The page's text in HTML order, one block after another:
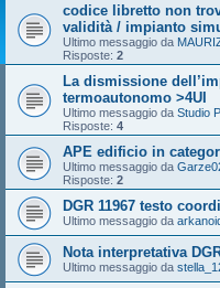
codice libretto non
validità / impianto
Ultimo messaggio da
Risposte: 2
La dismissione
termoautonomo >4UI
Ultimo messaggio da Studio
Risposte: 4
APE edificio in
Ultimo messaggio da
Risposte: 2
DGR 11967 testo
Ultimo messaggio da
Nota interpretativa
Ultimo messaggio da